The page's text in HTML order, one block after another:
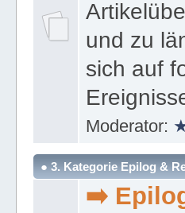
und zu
sich auf
Moderator:
● 3. Kategorie Epilog &